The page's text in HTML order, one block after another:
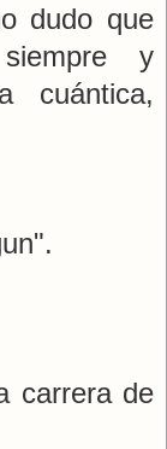
dudo que
y
cuántica,
carrera de